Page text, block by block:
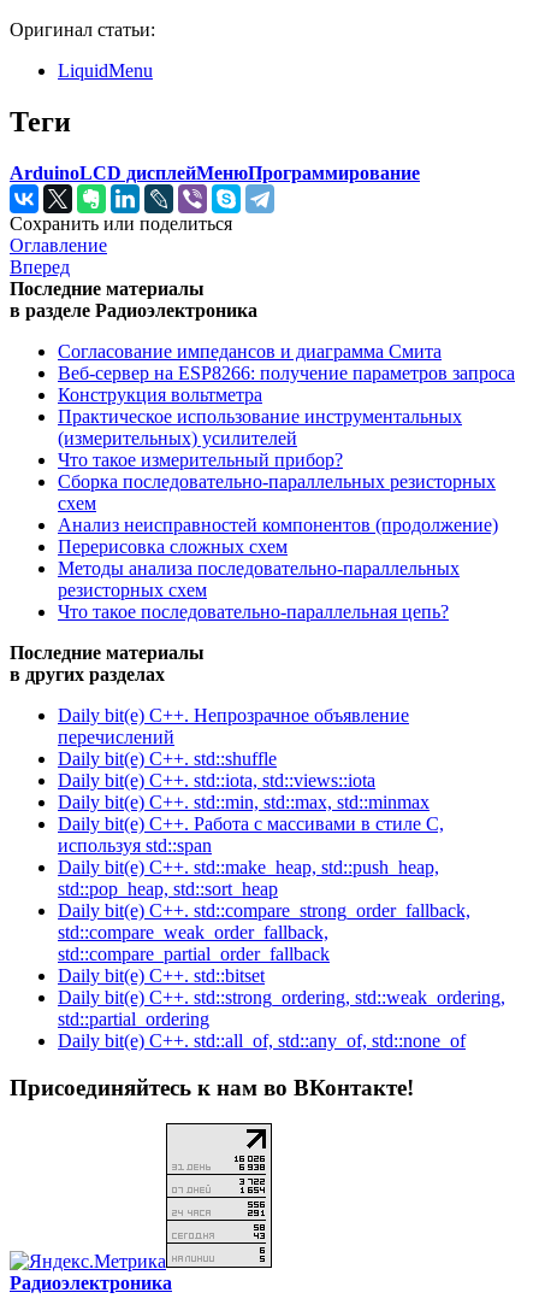
Оригинал статьи:
LiquidMenu
Теги
ArduinoLCD дисплейМенюПрограммирование
Сохранить или поделиться
Оглавление
Вперед
Последние материалы
в разделе Радиоэлектроника
Согласование импедансов и диаграмма Смита
Веб-сервер на ESP8266: получение параметров запроса
Конструкция вольтметра
Практическое использование инструментальных
(измерительных) усилителей
Что такое измерительный прибор?
Сборка последовательно-параллельных резисторных
схем
Анализ неисправностей компонентов (продолжение)
Перерисовка сложных схем
Методы анализа последовательно-параллельных
резисторных схем
Что такое последовательно-параллельная цепь?
Последние материалы
в других разделах
Daily bit(e) C++. Непрозрачное объявление
перечислений
Daily bit(e) C++. std::shuffle
Daily bit(e) C++. std::iota, std::views::iota
Daily bit(e) C++. std::min, std::max, std::minmax
Daily bit(e) C++. Работа с массивами в стиле C,
используя std::span
Daily bit(e) C++. std::make_heap, std::push_heap,
std::pop_heap, std::sort_heap
Daily bit(e) C++. std::compare_strong_order_fallback,
std::compare_weak_order_fallback,
std::compare_partial_order_fallback
Daily bit(e) C++. std::bitset
Daily bit(e) C++. std::strong_ordering, std::weak_ordering,
std::partial_ordering
Daily bit(e) C++. std::all_of, std::any_of, std::none_of
Присоединяйтесь к нам во ВКонтакте!
Радиоэлектроника